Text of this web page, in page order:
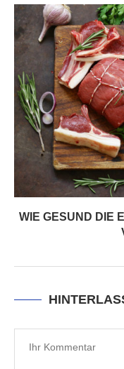
WIE GESUND DIE